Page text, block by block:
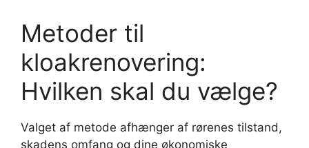
Metoder til
kloakrenovering:
Hvilken skal du vælge?
Valget af metode afhænger af rørenes tilstand,
skadens omfang og dine økonomiske